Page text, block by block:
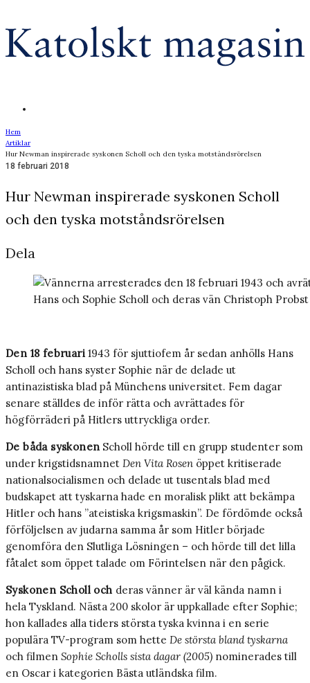
Hem
Artiklar
Hur Newman inspirerade syskonen Scholl och den tyska motståndsrörelsen
18 februari 2018
Hur Newman inspirerade syskonen Scholl
och den tyska motståndsrörelsen
Dela
Hans och Sophie Scholl och deras vän Christoph
Den 18 februari 1943 för sjuttiofem år sedan anhölls Hans
Scholl och hans syster Sophie när de delade ut
antinazistiska blad på Münchens universitet. Fem dagar
senare ställdes de inför rätta och avrättades för
högförräderi på Hitlers uttryckliga order.
De båda syskonen Scholl hörde till en grupp studenter som
under krigstidsnamnet Den Vita Rosen öppet kritiserade
nationalsocialismen och delade ut tusentals blad med
budskapet att tyskarna hade en moralisk plikt att bekämpa
Hitler och hans ”ateistiska krigsmaskin”. De fördömde också
förföljelsen av judarna samma år som Hitler började
genomföra den Slutliga Lösningen – och hörde till det lilla
fåtalet som öppet talade om Förintelsen när den pågick.
Syskonen Scholl och deras vänner är väl kända namn i
hela Tyskland. Nästa 200 skolor är uppkallade efter Sophie;
hon kallades alla tiders största tyska kvinna i en serie
populära TV-program som hette De största bland tyskarna
och filmen Sophie Scholls sista dagar (2005) nominerades till
en Oscar i kategorien Bästa utländska film.